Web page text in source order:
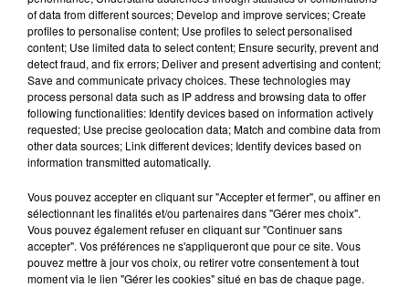
Lecture (4 min 27 sec)
100%
100% Radio les infos du Pays Catalan
17 mars 2025 - 4 min 27 sec
LES INFOS DU PAYS CATALAN DU 17/03/2025
À 07H29
of data from different sources; Develop and improve services; Create
profiles to personalise content; Use profiles to select personalised
content; Use limited data to select content; Ensure security, prevent and
detect fraud, and fix errors; Deliver and present advertising and content;
Save and communicate privacy choices. These technologies may
process personal data such as IP address and browsing data to offer
following functionalities: Identify devices based on information actively
requested; Use precise geolocation data; Match and combine data from
other data sources; Link different devices; Identify devices based on
information transmitted automatically.
Vous pouvez accepter en cliquant sur "Accepter et fermer", ou affiner en
sélectionnant les finalités et/ou partenaires dans "Gérer mes choix".
Vous pouvez également refuser en cliquant sur "Continuer sans
accepter". Vos préférences ne s'appliqueront que pour ce site. Vous
pouvez mettre à jour vos choix, ou retirer votre consentement à tout
moment via le lien "Gérer les cookies" situé en bas de chaque page.